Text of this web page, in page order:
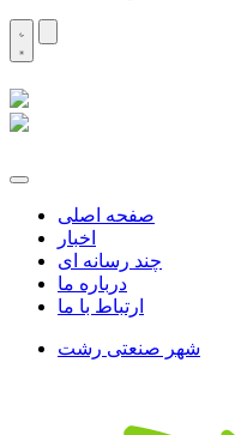
صفحه اصلی
اخبار
چند رسانه ای
درباره ما
ارتباط با ما
شهر صنعتی رشت